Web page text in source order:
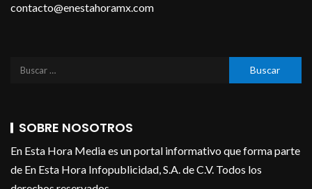
contacto@enestahoramx.com
SOBRE NOSOTROS
En Esta Hora Media es un portal informativo que forma parte
de En Esta Hora Infopublicidad, S.A. de C.V. Todos los